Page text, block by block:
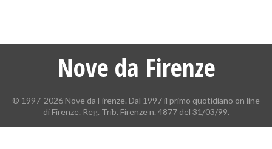
Nove da Firenze
© 1997-2026 Nove da Firenze. Dal 1997 il primo quotidiano on line
di Firenze. Reg. Trib. Firenze n. 4877 del 31/03/99.